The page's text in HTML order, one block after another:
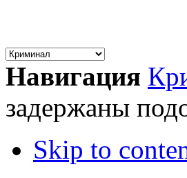
Навигация
задержаны
Skip to